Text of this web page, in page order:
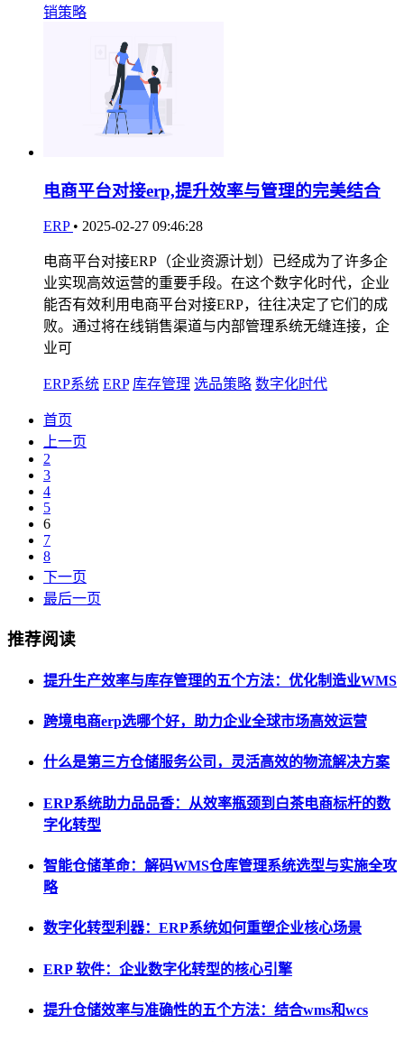
销策略
电商平台对接erp,提升效率与管理的完美结合
ERP • 2025-02-27 09:46:28
电商平台对接ERP（企业资源计划）已经成为了许多企
业实现高效运营的重要手段。在这个数字化时代，企业
能否有效利用电商平台对接ERP，往往决定了它们的成
败。通过将在线销售渠道与内部管理系统无缝连接，企
业可
ERP系统 ERP 库存管理 选品策略 数字化时代
首页
上一页
2
3
4
5
6
7
8
下一页
最后一页
推荐阅读
提升生产效率与库存管理的五个方法：优化制造业WMS
跨境电商erp选哪个好，助力企业全球市场高效运营
什么是第三方仓储服务公司，灵活高效的物流解决方案
ERP系统助力品品香：从效率瓶颈到白茶电商标杆的数
字化转型
智能仓储革命：解码WMS仓库管理系统选型与实施全攻
略
数字化转型利器：ERP系统如何重塑企业核心场景
ERP 软件：企业数字化转型的核心引擎
提升仓储效率与准确性的五个方法：结合wms和wcs